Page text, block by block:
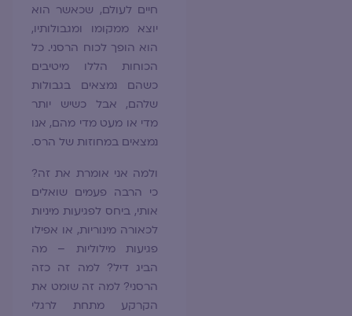
חיים לעולם, שכאשר הוא
יוצא ממקומו ומגבולותיו,
הוא הופך לכוח הרסני. כל
הכוחות הללו מיטיבים
כשהם נמצאים בגבולות
שלהם, אבל כשיש יותר
מדי או מעט מדי מהם, אנו
נמצאים במחוזות של הרס.
ולמה אני אומרת את זה?
כי הרבה פעמים שואלים
אותי, ביחס לפגיעות מיניות
לכאורה מינוריות, או אפילו
פגיעות מילוליות – מה
הביג דיל? למה זה כזה
הרסני? למה זה שומט את
הקרקע מתחת לרגלי